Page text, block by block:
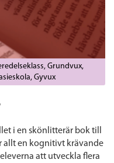
Grundvux
Gyvux
i en skönlitterär bok till
allt en kognitivt krävande
att utveckla flera